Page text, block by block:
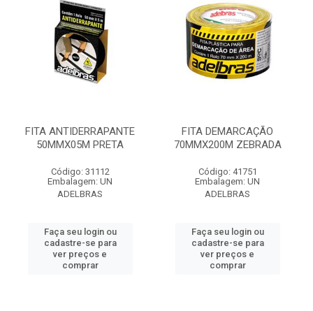
FITA ANTIDERRAPANTE
50MMX05M PRETA
Código: 31112
Embalagem: UN
ADELBRAS
Faça seu login ou
cadastre-se para
ver preços e
comprar
FITA DEMARCAÇÃO
70MMX200M ZEBRADA
Código: 41751
Embalagem: UN
ADELBRAS
Faça seu login ou
cadastre-se para
ver preços e
comprar